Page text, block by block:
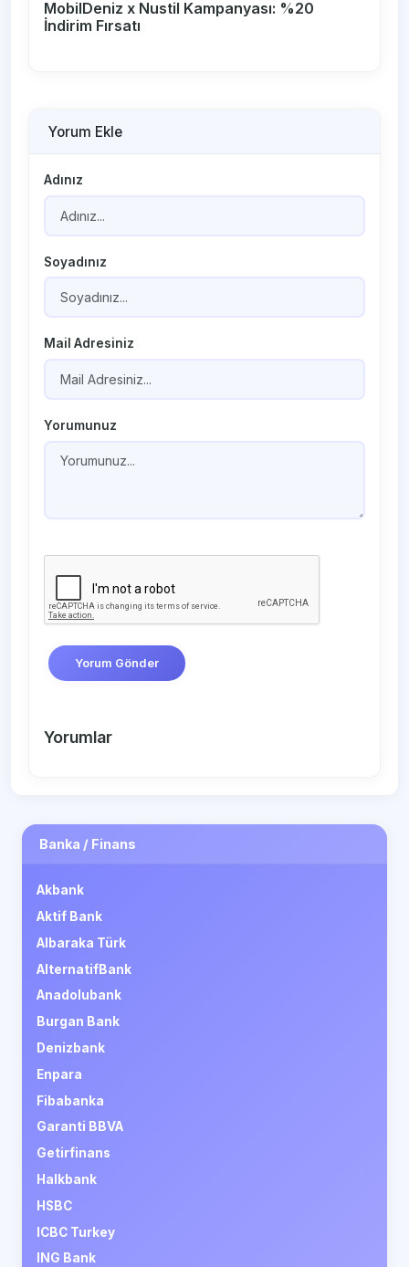
MobilDeniz x Nustil Kampanyası: %20
İndirim Fırsatı
Yorum Ekle
Adınız
Soyadınız
Mail Adresiniz
Yorumunuz
Yorum Gönder
Yorumlar
Banka / Finans
Akbank
Aktif Bank
Albaraka Türk
AlternatifBank
Anadolubank
Burgan Bank
Denizbank
Enpara
Fibabanka
Garanti BBVA
Getirfinans
Halkbank
HSBC
ICBC Turkey
ING Bank